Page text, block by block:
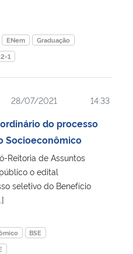
ENem
Graduação
1
28/07/2021 14:33
do processo
Socioeconômico
Reitoria de Assuntos
o edital
seletivo do Benefício
BSE